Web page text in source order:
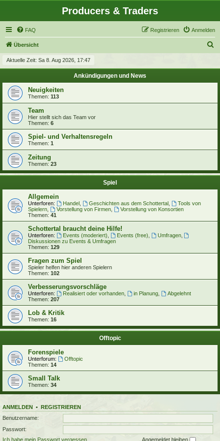
Producers & Traders
FAQ Anmelden
Registrieren
Übersicht
c
Aktuelle Zeit: Sa 8. Aug 2026, 17:47
Ankündigungen und News
Neuigkeiten
Themen: 113
Team
Hier stellt sich das Team vor
Themen: 6
Spiel- und Verhaltensregeln
Themen: 1
Zeitung
Themen: 23
Spiel
Allgemein
Unterforen: Handel, Geschichten aus dem Schottertal,
Tools von
Spielern
Vorstellung von Firmen,
Vorstellung von Konsortien
Themen: 41
Schottertal braucht deine Hilfe!
Unterforen: Events (moderiert) Events (free) Umfragen,
Diskussionen zu Events & Umfragen
Themen: 129
Fragen zum Spiel
Spieler helfen hier anderen Spielern
Themen: 102
Verbesserungsvorschläge
Unterforen: Realisiert oder vorhanden, in Planung,
Abgelehnt
Themen: 207
Lob & Kritik
Themen: 16
Offtopic
Forenspiele
Unterforum:
Offtopic
Themen: 14
Small Talk
Themen: 34
ANMELDEN • REGISTRIEREN
Benutzername:
Passwort:
Ich habe mein Passwort vergessen
Angemeldet bleiben